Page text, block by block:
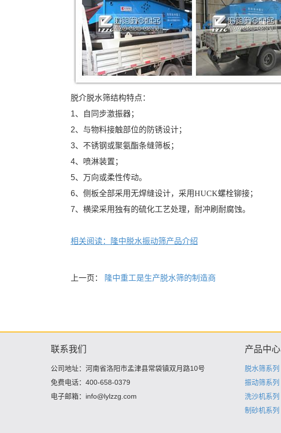
脱介脱水筛结构特点：
1、自同步激振器；
2、与物料接触部位的防锈设计；
3、不锈钢或聚氨酯条缝筛板；
4、喷淋装置；
5、万向或柔性传动。
6、侧板全部采用无焊缝设计，采用HUCK螺栓铆接；
7、横梁采用独有的硫化工艺处理，耐冲刷耐腐蚀。
相关阅读：隆中脱水振动筛产品介绍
上一页： 隆中重工是生产脱水筛的制造商
联系我们
公司地址：河南省洛阳市孟津县常袋镇双月路10号
免费电话：400-658-0379
电子邮箱：info@lylzzg.com
产品中心
脱水筛系列
振动筛系列
洗沙机系列
制砂机系列